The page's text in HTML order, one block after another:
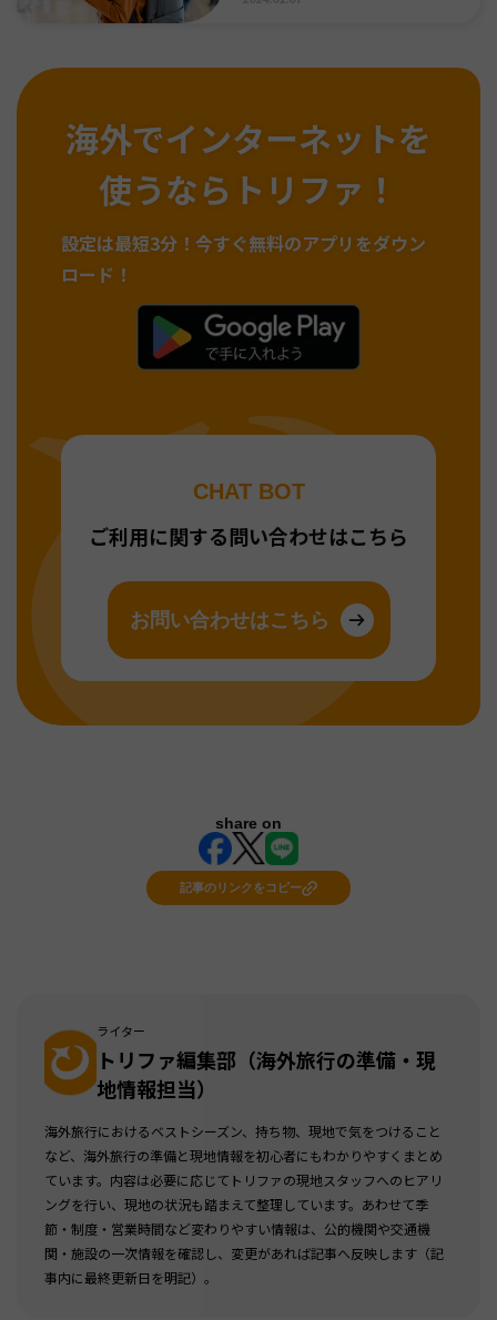
海外でインターネットを
使うならトリファ！
設定は最短3分！ 今すぐ無料のアプリをダウン
ロード！
CHAT BOT
ご利用に関する問い合わせはこちら
お問い合わせはこちら
share on
記事のリンクをコピー
ライター
トリファ編集部（海外旅行の準備・現
地情報担当）
海外旅行におけるベストシーズン、持ち物、現地で気をつけること
など、海外旅行の準備と現地情報を初心者にもわかりやすくまとめ
ています。内容は必要に応じてトリファの現地スタッフへのヒアリ
ングを行い、現地の状況も踏まえて整理しています。あわせて季
節・制度・営業時間など変わりやすい情報は、公的機関や交通機
関・施設の一次情報を確認し、変更があれば記事へ反映します（記
事内に最終更新日を明記）。